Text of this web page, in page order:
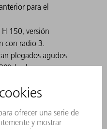
para el
150, versión
con radio 3.
plegados agudos
la chapa
de TRUMPF